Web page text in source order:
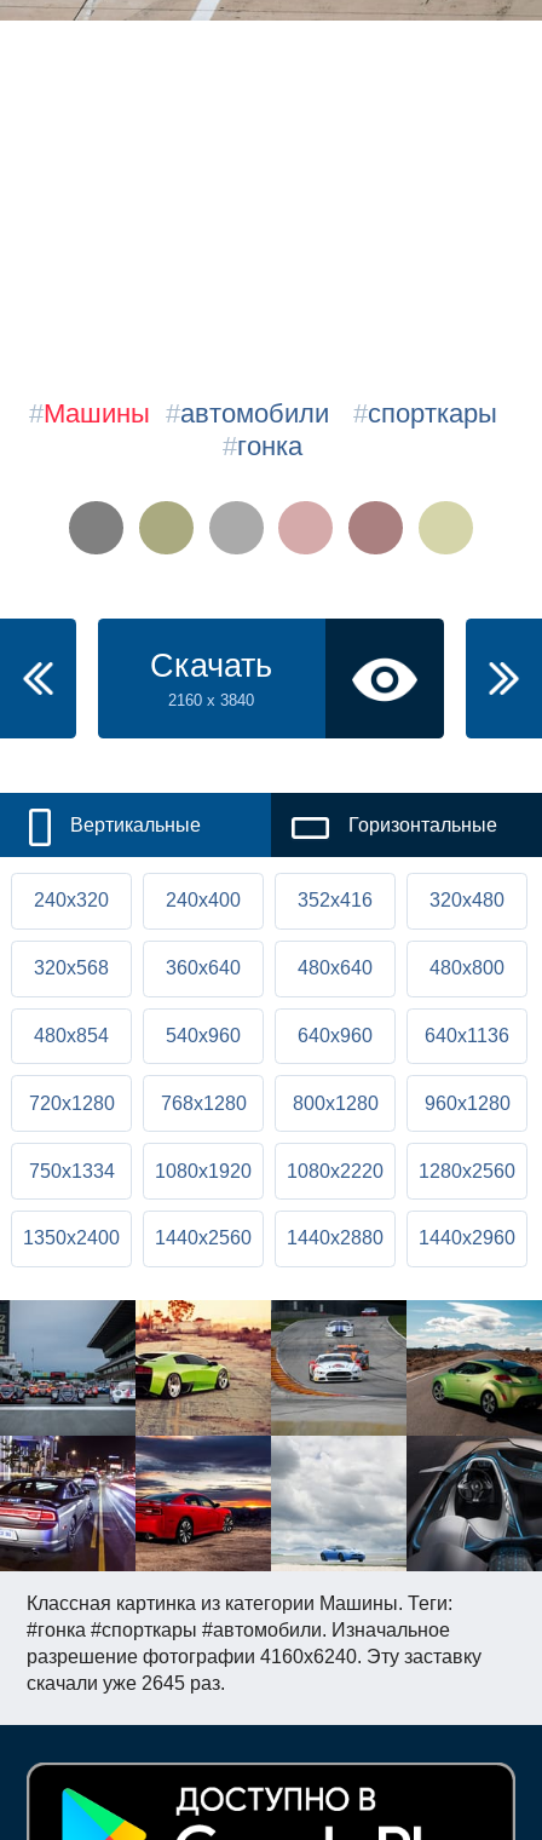
Классная картинка из категории Машины. Теги:
#гонка #спорткары #автомобили. Изначальное
разрешение фотографии 4160x6240. Эту заставку
скачали уже 2645 раз.
#Машины #автомобили #спорткары
#гонка
Скачать
2160 x 3840
Вертикальные Горизонтальные
240x320 240x400 352x416 320x480
320x568 360x640 480x640 480x800
480x854 540x960 640x960 640x1136
720x1280 768x1280 800x1280 960x1280
750x1334 1080x1920 1080x2220 1280x2560
1350x2400 1440x2560 1440x2880 1440x2960